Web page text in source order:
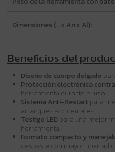
Dimensiones (L x An x Al):
Beneficios del
Diseño de cuerpo delgado
Protección electrónica
herramienta durante el uso.
Sistema Anti-Restart para
arranques accidentales.
Testigo LED para una mejor
herramienta.
Formato compacto y
desbaste con mayor libertad